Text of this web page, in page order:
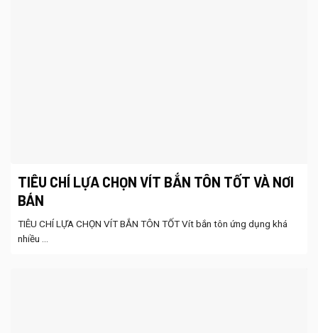
TIÊU CHÍ LỰA CHỌN VÍT BẮN TÔN TỐT VÀ NƠI
BÁN
TIÊU CHÍ LỰA CHỌN VÍT BẮN TÔN TỐT Vít bắn tôn ứng dụng khá
nhiều ...